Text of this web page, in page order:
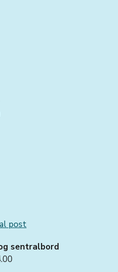
post
sentralbord